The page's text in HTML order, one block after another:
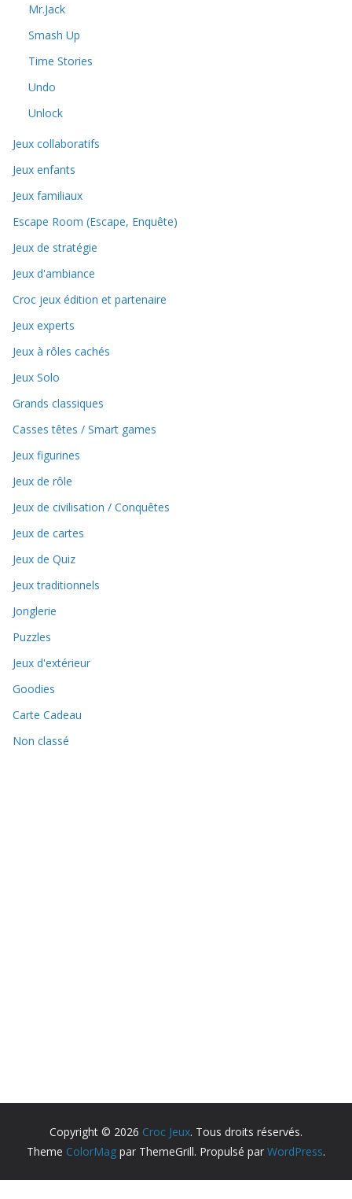
Mr.Jack
Smash Up
Time Stories
Undo
Unlock
Jeux collaboratifs
Jeux enfants
Jeux familiaux
Escape Room (Escape, Enquête)
Jeux de stratégie
Jeux d'ambiance
Croc jeux édition et partenaire
Jeux experts
Jeux à rôles cachés
Jeux Solo
Grands classiques
Casses têtes / Smart games
Jeux figurines
Jeux de rôle
Jeux de civilisation / Conquêtes
Jeux de cartes
Jeux de Quiz
Jeux traditionnels
Jonglerie
Puzzles
Jeux d'extérieur
Goodies
Carte Cadeau
Non classé
Copyright © 2026 Croc Jeux. Tous droits réservés.
Theme ColorMag par ThemeGrill. Propulsé par WordPress.